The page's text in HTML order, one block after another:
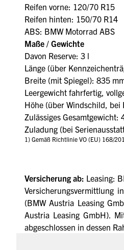
Reifen vorne: 120/70 R15
Reifen hinten: 150/70 R14
ABS: BMW Motorrad ABS
Maße / Gewichte
Davon Reserve: 3 l
Länge (über
Breite (mit Spiegel): 835
Leergewicht fahrfertig,
Höhe (über Windschild,
Zulässiges Gesamtgewicht:
Zuladung (bei
1) Gemäß Richtlinie VO (EU) 168/
Versicherung ab: Leasing:
Versicherungsvermittlung
(BMW Austria Leasing
Austria Leasing GmbH).
abgeschlossen in dessen